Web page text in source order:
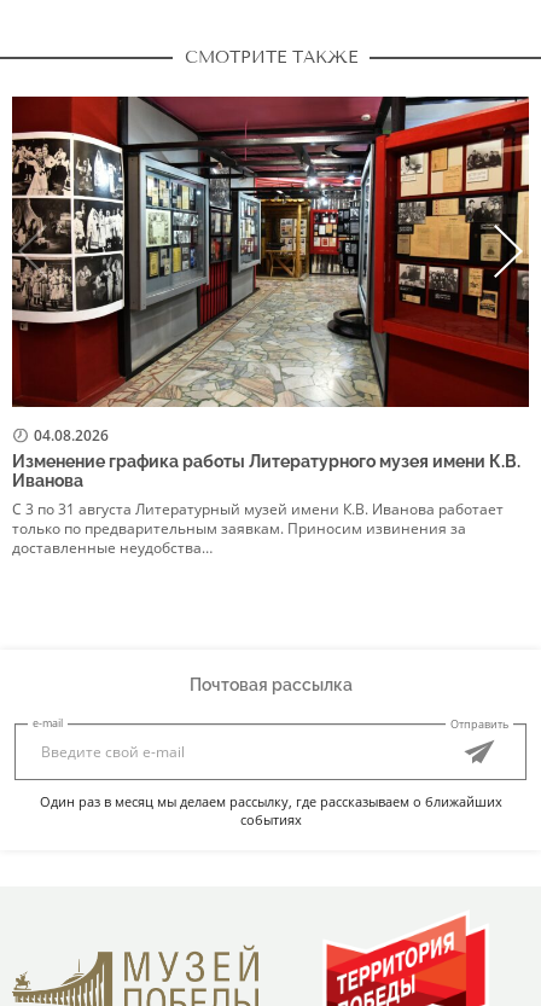
СМОТРИТЕ ТАКЖЕ
04.08.2026
Изменение графика работы Литературного музея имени К.В.
Иванова
С 3 по 31 августа Литературный музей имени К.В. Иванова работает
только по предварительным заявкам. Приносим извинения за
доставленные неудобства…
Почтовая рассылка
e-mail Отправить
Один раз в месяц мы делаем рассылку, где рассказываем о ближайших
событиях